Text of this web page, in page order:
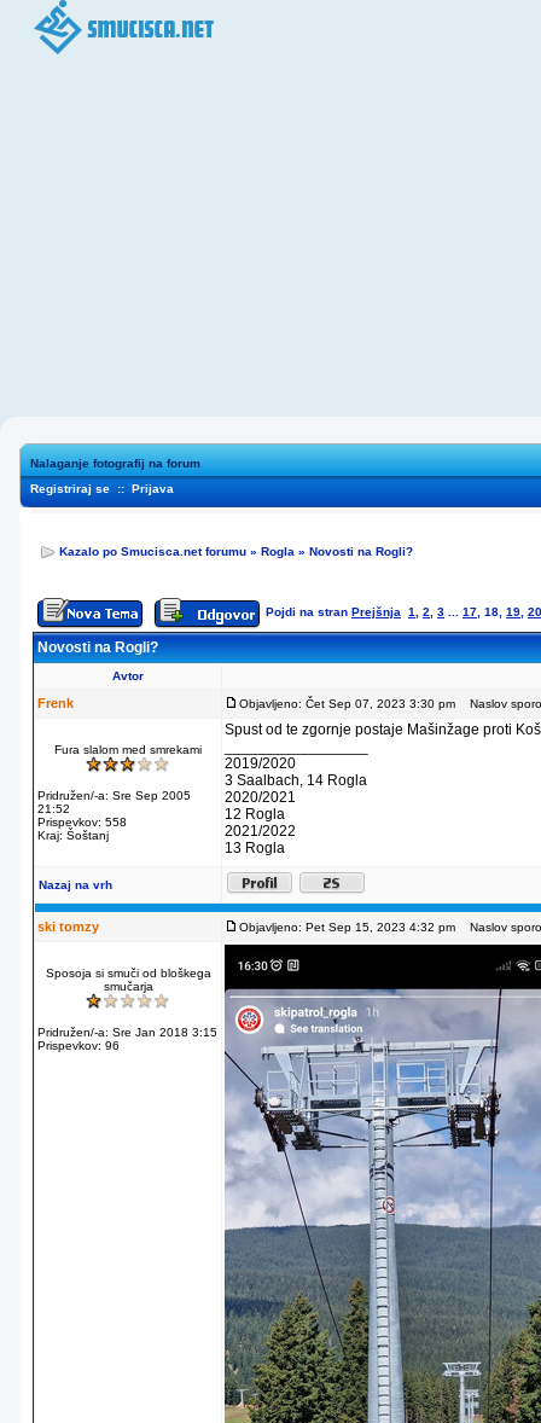
Nalaganje fotografij na forum
Registriraj se :: Prijava
Kazalo po Smucisca.net forumu » Rogla » Novosti na Rogli?
Pojdi na stran Prejšnja 1 2 3 17 18 19 20
Novosti na Rogli?
Avtor
Frenk Objavljeno: Čet Sep 07, 2023 3:30 pm Naslov
Fura slalom med smrekami
Pridružen/-a: Sre Sep 2005
21:52
Prispevkov: 558
Kraj: Šoštanj
Spust od te zgornje postaje Mašinžage proti
2019/2020
3 Saalbach, 14 Rogla
2020/2021
12 Rogla
2021/2022
13 Rogla
Nazaj na vrh
ski tomzy Objavljeno: Pet Sep 15, 2023 4:32 pm Naslov
Sposoja si smuči od bloškega
smučarja
Pridružen/-a: Sre Jan 2018 3:15
Prispevkov: 96